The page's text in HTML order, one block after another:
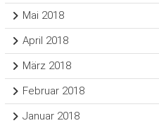
Mai 2018
April 2018
März 2018
Februar 2018
Januar 2018